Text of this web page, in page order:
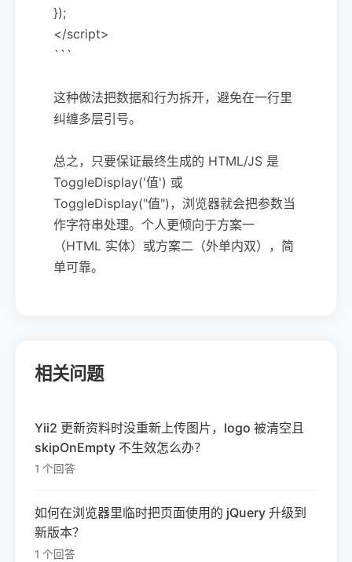
});
</script>
```
这种做法把数据和行为拆开，避免在一行里
纠缠多层引号。
总之，只要保证最终生成的 HTML/JS 是
ToggleDisplay('值') 或
ToggleDisplay("值")，浏览器就会把参数当
作字符串处理。个人更倾向于方案一
（HTML 实体）或方案二（外单内双），简
单可靠。
相关问题
Yii2 更新资料时没重新上传图片，logo 被清空且
skipOnEmpty 不生效怎么办？
1 个回答
如何在浏览器里临时把页面使用的 jQuery 升级到
新版本？
1 个回答